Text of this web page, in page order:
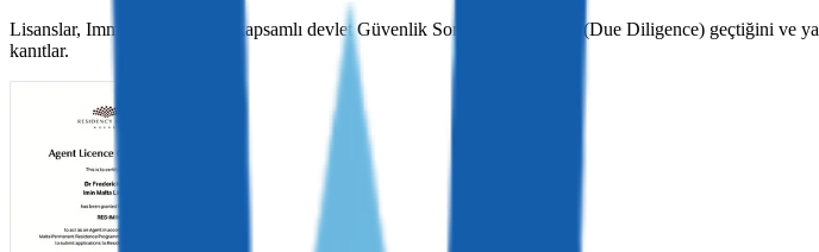
Lisanslar, Immigrant Invest'in kapsamlı devlet Güvenlik Soruşturmalarından (Due Diligence) geçtiğini ve
kanıtlar.